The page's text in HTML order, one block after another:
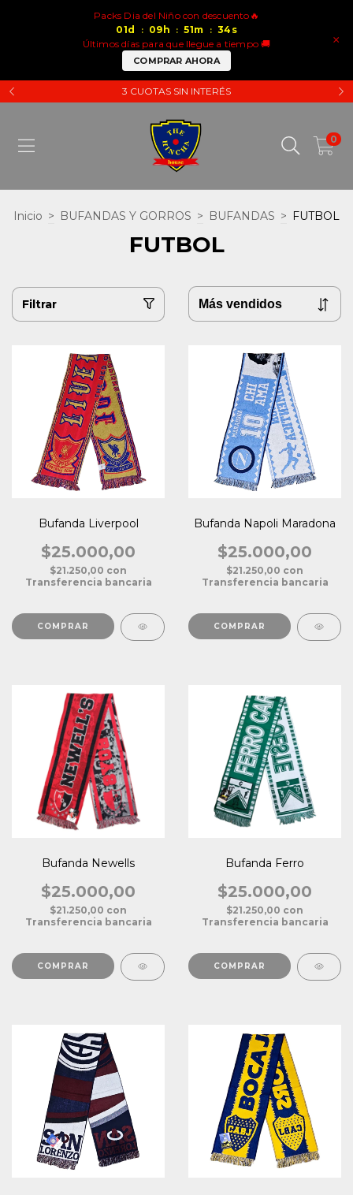
×
Packs Dia del Niño con descuento🔥
01d : 09 h : 51m : 33 s
Últimos días para que llegue a tiempo 🚚
COMPRAR AHORA
3 CUOTAS SIN INTERÉS
0
Inicio > BUFANDAS Y GORROS > BUFANDAS > FUTBOL
FUTBOL
Filtrar
Bufanda Liverpool
$25.000,00
$21.250,00 con
Transferencia bancaria
Bufanda Napoli Maradona
$25.000,00
$21.250,00 con
Transferencia bancaria
Bufanda Newells
$25.000,00
$21.250,00 con
Transferencia bancaria
Bufanda Ferro
$25.000,00
$21.250,00 con
Transferencia bancaria